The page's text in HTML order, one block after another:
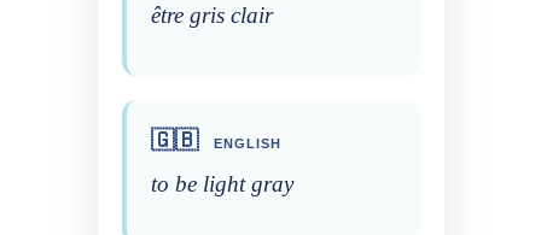
être gris clair
🇬🇧 ENGLISH
to be light gray